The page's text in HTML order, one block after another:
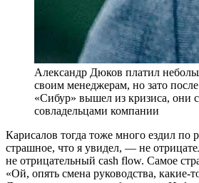
Александр Дюков платил
своим менеджерам, но зато
«Сибур» вышел из кризиса, они
совладельцами компании
Карисалов тогда тоже много ездил по
страшное, что я увидел, — не
не отрицательный cash flow. Самое
«Ой, опять смена руководства, какие-